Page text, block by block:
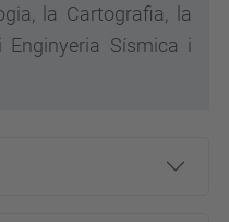
la Cartografia, la
Sísmica i